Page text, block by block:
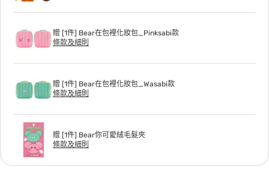
贈 [1件] Bear在包裡化妝包_Pinksabi款
條款及細則
贈 [1件] Bear在包裡化妝包_Wasabi款
條款及細則
贈 [1件] Bear你可愛絨毛髮夾
條款及細則